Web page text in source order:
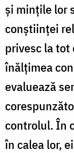
și mințile lor
conștiinței
privesc la tot
înălțimea
evaluează
controlul. În
în calea lor,